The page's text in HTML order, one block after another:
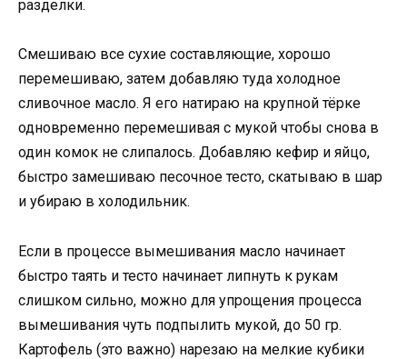
разделки.
Смешиваю все сухие составляющие, хорошо
перемешиваю, затем добавляю туда холодное
сливочное масло. Я его натираю на крупной тёрке
одновременно перемешивая с мукой чтобы снова в
один комок не слипалось. Добавляю кефир и яйцо,
быстро замешиваю песочное тесто, скатываю в шар
и убираю в холодильник.
Если в процессе вымешивания масло начинает
быстро таять и тесто начинает липнуть к рукам
слишком сильно, можно для упрощения процесса
вымешивания чуть подпылить мукой, до 50 гр.
Картофель (это важно) нарезаю на мелкие кубики